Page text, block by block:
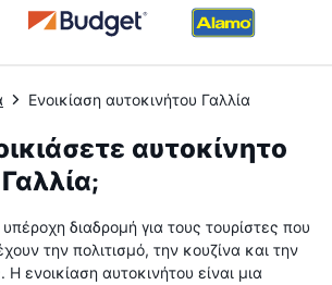
Ενοικίαση αυτοκινήτου Γαλλία
αυτοκίνητο
υπέροχη διαδρομή για τους τουρίστες που
την πολιτισμό, την κουζίνα και την
Η ενοικίαση αυτοκινήτου είναι μια